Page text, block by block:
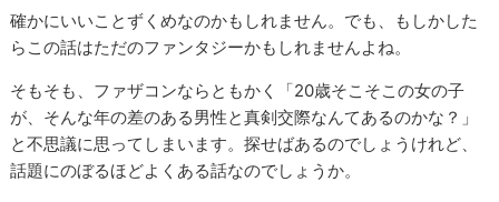
確かにいいことずくめなのかもしれません。でも、もしかした
らこの話はただのファンタジーかもしれませんよね。
そもそも、ファザコンならともかく「20歳そこそこの女の子
が、そんな年の差のある男性と真剣交際なんてあるのかな？」
と不思議に思ってしまいます。探せばあるのでしょうけれど、
話題にのぼるほどよくある話なのでしょうか。